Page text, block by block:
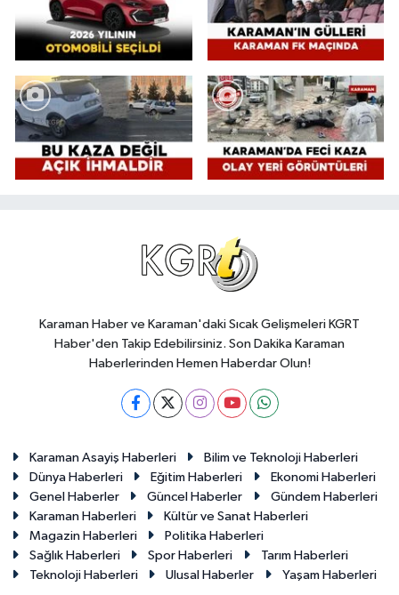
Karaman Haber ve Karaman'daki Sıcak Gelişmeleri KGRT
Haber'den Takip Edebilirsiniz. Son Dakika Karaman
Haberlerinden Hemen Haberdar Olun!
Karaman Asayiş Haberleri
Bilim ve Teknoloji Haberleri
Dünya Haberleri
Eğitim Haberleri
Ekonomi Haberleri
Genel Haberler
Güncel Haberler
Gündem Haberleri
Karaman Haberleri
Kültür ve Sanat Haberleri
Magazin Haberleri
Politika Haberleri
Sağlık Haberleri
Spor Haberleri
Tarım Haberleri
Teknoloji Haberleri
Ulusal Haberler Yaşam Haberleri